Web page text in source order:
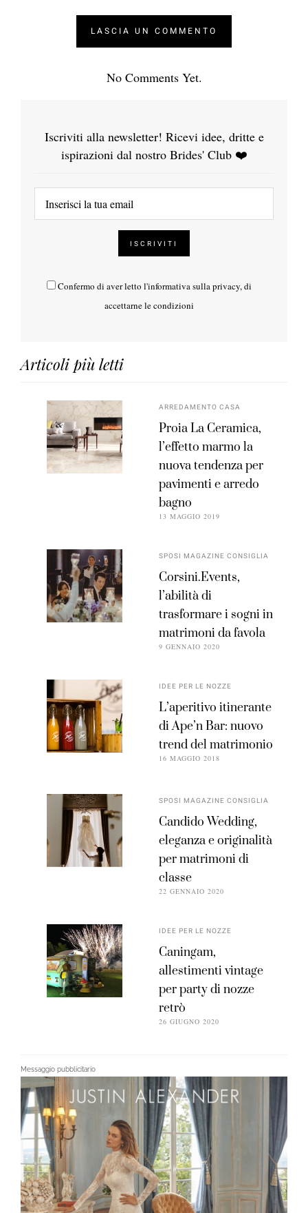
No Comments Yet.
Iscriviti alla newsletter! Ricevi idee, dritte e
ispirazioni dal nostro Brides' Club ❤️
Confermo di aver letto l'informativa sulla privacy, di
accettarne le condizioni
Articoli più letti
ARREDAMENTO CASA
Proia La Ceramica,
l’effetto marmo la
nuova tendenza per
pavimenti e arredo
bagno
13 MAGGIO 2019
SPOSI MAGAZINE CONSIGLIA
Corsini.Events,
l’abilità di
trasformare i sogni in
matrimoni da favola
9 GENNAIO 2020
IDEE PER LE NOZZE
L’aperitivo itinerante
di Ape’n Bar: nuovo
trend del matrimonio
16 MAGGIO 2018
SPOSI MAGAZINE CONSIGLIA
Candido Wedding,
eleganza e originalità
per matrimoni di
classe
22 GENNAIO 2020
IDEE PER LE NOZZE
Caningam,
allestimenti vintage
per party di nozze
retrò
26 GIUGNO 2020
Messaggio pubblicitario